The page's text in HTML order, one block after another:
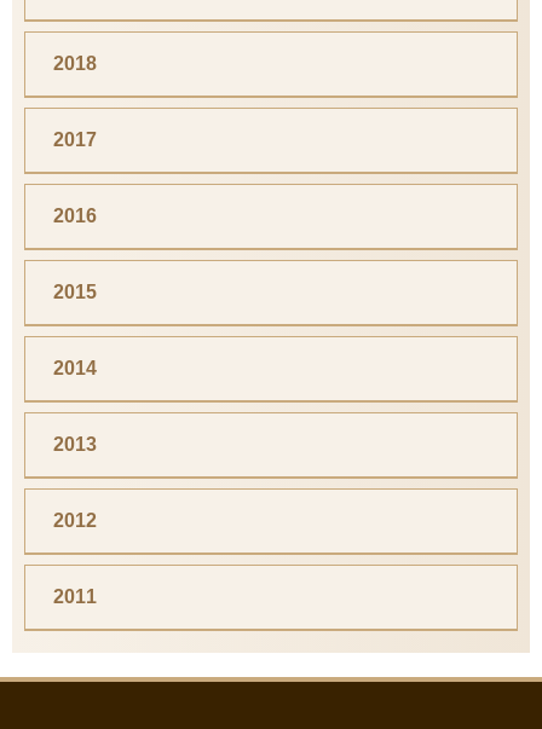
2018
2017
2016
2015
2014
2013
2012
2011